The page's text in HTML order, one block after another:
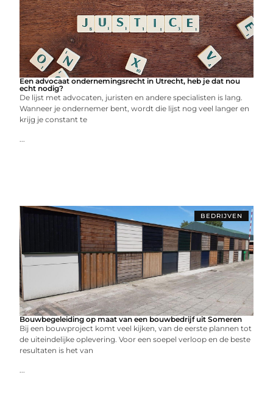
Een advocaat ondernemingsrecht in Utrecht, heb je dat nou
echt nodig?
De lijst met advocaten, juristen en andere specialisten is lang.
Wanneer je ondernemer bent, wordt die lijst nog veel langer en
krijg je constant te
...
BEDRIJVEN
Bouwbegeleiding op maat van een bouwbedrijf uit Someren
Bij een bouwproject komt veel kijken, van de eerste plannen tot
de uiteindelijke oplevering. Voor een soepel verloop en de beste
resultaten is het van
...